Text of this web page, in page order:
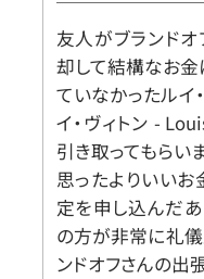
友人がブランド
却して結構なお金
ていなかったルイ
イ・ヴィトン -
引き取ってもらい
思ったよりいいお
定を申し込んだ
の方が非常に礼儀
ンドオフさんの出